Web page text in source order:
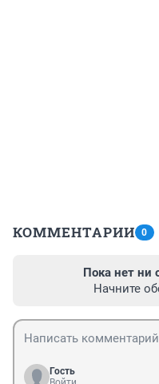
КОММЕНТАРИИ 0
Пока нет ни
Начните
Гость